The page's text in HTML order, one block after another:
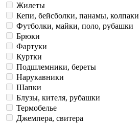
Жилеты
Кепи, бейсболки, панамы, колпаки
Футболки, майки, поло, рубашки
Брюки
Фартуки
Куртки
Подшлемники, береты
Нарукавники
Шапки
Блузы, кителя, рубашки
Термобелье
Джемпера, свитера